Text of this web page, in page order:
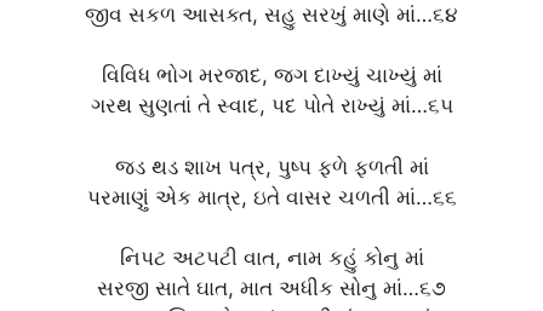
જીવ સકળ આસક્ત, સહુ સરખું માણે માં…૬૪
વિવિધ ભોગ મરજાદ, જગ દાખ્યું ચાખ્યું માં
ગરથ સુણતાં તે સ્વાદ, પદ પોતે રાખ્યું માં…૬૫
જડ થડ શાખ પત્ર, પુષ્પ ફળે ફળતી માં
પરમાણું એક માત્ર, ઇતે વાસર ચળતી માં…૬૬
નિપટ અટપટી વાત, નામ કહું કોનુ માં
સરજી સાતે ઘાત, માત અધીક સોનુ માં…૬૭